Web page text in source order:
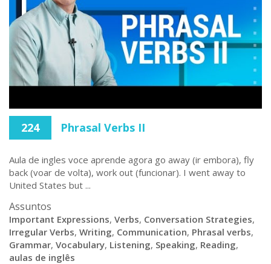
224 Phrasal Verbs II
Aula de ingles voce aprende agora go away (ir embora), fly
back (voar de volta), work out (funcionar). I went away to
United States but ...
Assuntos
Important Expressions, Verbs, Conversation Strategies,
Irregular Verbs, Writing, Communication, Phrasal verbs,
Grammar, Vocabulary, Listening, Speaking, Reading,
aulas de inglês